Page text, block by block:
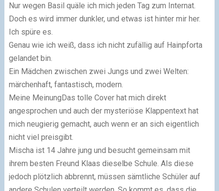
Nur wegen Basil quäle ich mich jeden Tag zum Internat.
Doch es wird immer dunkler, und etwas ist hinter mir her.
Ich spüre es.
Genau wie ich weiß, dass ich nicht zufällig auf Hainpforta
gelandet bin.
Ein Mädchen zwischen zwei Jungs und zwei Welten:
märchenhaft, fantastisch, modern.
Meine MeinungDas tolle Cover hat mich direkt
angesprochen und auch der mysteriöse Klappentext hat
mich neugierig gemacht, auch wenn er an sich eigentlich
nicht viel preisgibt.
Mischa ist 14 Jahre jung und besucht gemeinsam mit
ihrem besten Freund Klaas dieselbe Schule. Als diese
jedoch plötzlich abbrennt, müssen sämtliche Schüler auf